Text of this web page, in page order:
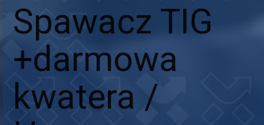
Spawacz TIG
+darmowa
kwatera /